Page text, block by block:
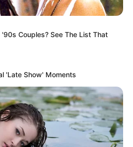
Couples? See The List That
'Late Show' Moments